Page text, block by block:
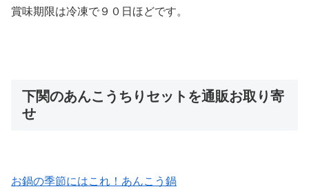
賞味期限は冷凍で９０日ほどです。
下関のあんこうちりセットを通販お取り寄
せ
お鍋の季節にはこれ！あんこう鍋